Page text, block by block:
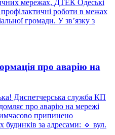
мережах, ДТЕК Одеські
роботи в межах
громади. У зв’язку з
про аварію на
Диспетчерська служба КП
про аварію на мережі
припинено
за адресами: 🔹 вул.